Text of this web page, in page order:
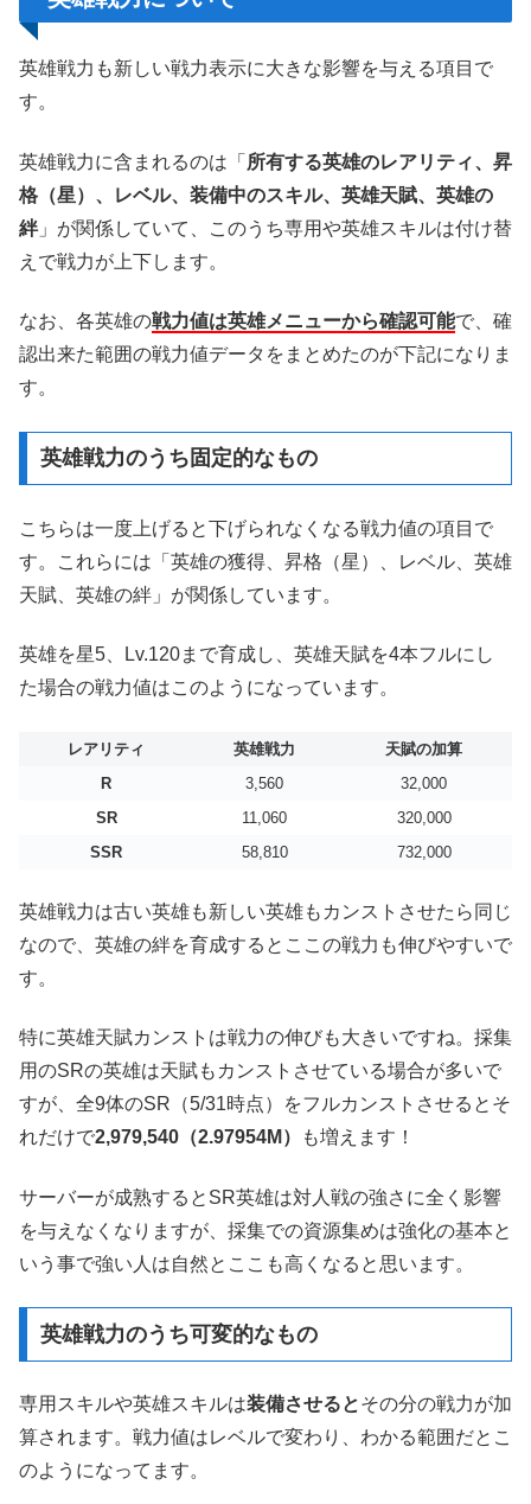
英雄戦力も新しい戦力表示に大きな影響を与える項目で
す。
英雄戦力に含まれるのは「 所有する英雄のレアリティ、昇
格（星）、レベル、装備中のスキル、英雄天賦、英雄の
絆」が関係していて、このうち専用や英雄スキルは付け替
えで戦力が上下します。
なお、各英雄の戦力値は英雄メニューから確認可能で、確
認出来た範囲の戦力値データをまとめたのが下記になりま
す。
英雄戦力のうち固定的なもの
こちらは一度上げると下げられなくなる戦力値の項目で
す。これらには「英雄の獲得、昇格（星）、レベル、英雄
天賦、英雄の絆」が関係しています。
英雄を星5、Lv.120まで育成し、英雄天賦を4本フルにし
た場合の戦力値はこのようになっています。
レアリティ 英雄戦力
天賦の加算
R
3,560
32,000
SR
11,060
320,000
SSR
58,810 732,000
英雄戦力は古い英雄も新しい英雄もカンストさせたら同じ
なので、英雄の絆を育成するとここの戦力も伸びやすいで
す。
特に英雄天賦カンストは戦力の伸びも大きいですね。採集
用のSRの英雄は天賦もカンストさせている場合が多いで
すが、全9体のSR（5/31時点）をフルカンストさせるとそ
れだけで2,979,540（2.97954M） も増えます！
サーバーが成熟するとSR英雄は対人戦の強さに全く影響
を与えなくなりますが、採集での資源集めは強化の基本と
いう事で強い人は自然とここも高くなると思います。
英雄戦力のうち可変的なもの
専用スキルや英雄スキルは装備させるとその分の戦力が加
算されます。戦力値はレベルで変わり、わかる範囲だとこ
のようになってます。